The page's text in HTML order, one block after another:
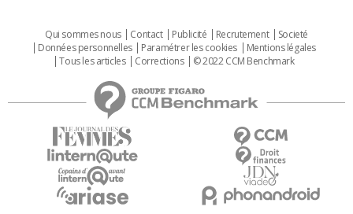
Qui sommes nous Contact Publicité Recrutement
Societé
Données personnelles
Paramétrer les cookies
Mentions légales
Tous les articles
Corrections © 2022 CCM Benchmark